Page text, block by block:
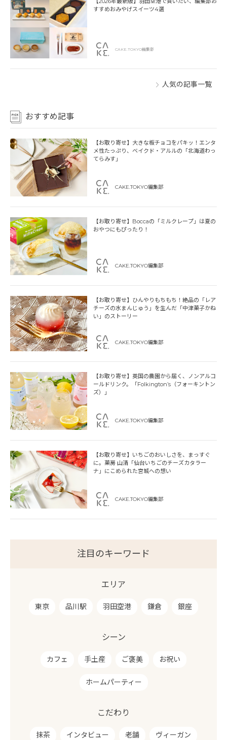
すすめおみやげスイーツ4選
CAKE.TOKYO編集部
人気の記事一覧
おすすめ記事
【お取り寄せ】大きな板チョコをパキッ！エンタ
メ性たっぷり、ベイクド・アルルの「北海道わっ
てらみす」
CAKE.TOKYO編集部
【お取り寄せ】Boccaの「ミルクレープ」は夏の
おやつにもぴったり！
CAKE.TOKYO編集部
【お取り寄せ】ひんやりもちもち！絶品の「レア
チーズの水まんじゅう」を生んだ「中津菓子かね
い」のストーリー
CAKE.TOKYO編集部
【お取り寄せ】英国の農園から届く、ノンアルコ
ールドリンク。「Folkington’s（フォーキントン
ズ）」
CAKE.TOKYO編集部
【お取り寄せ】いちごのおいしさを、まっすぐ
に。菓房 山清「仙台いちごのチーズカタラー
ナ」にこめられた宮城への想い
CAKE.TOKYO編集部
注目のキーワード
エリア
東京 品川駅 羽田空港 鎌倉 銀座
シーン
カフェ 手土産 ご褒美 お祝い
ホームパーティー
こだわり
抹茶 インタビュー 老舗 ヴィーガン